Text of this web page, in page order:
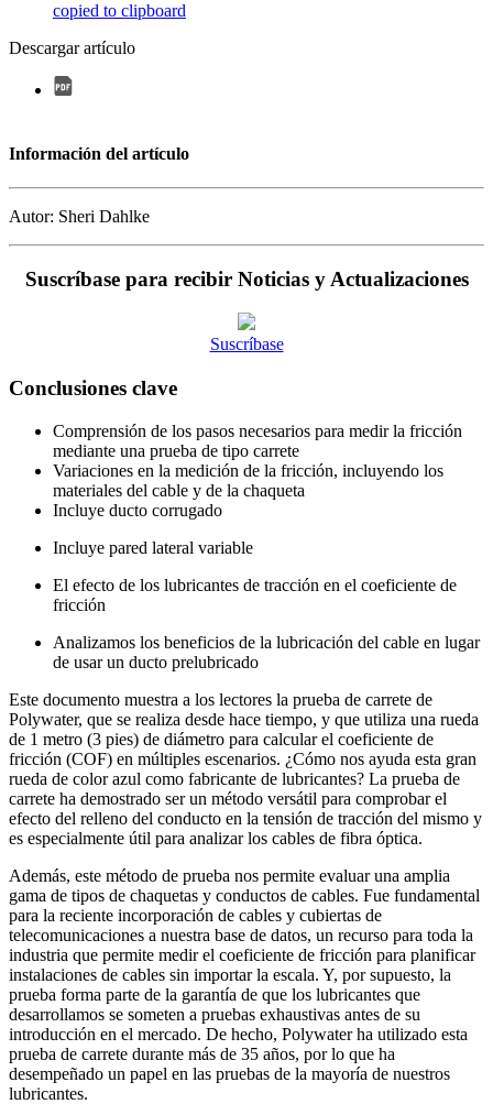
copied to clipboard
Descargar artículo
Información del artículo
Autor: Sheri Dahlke
Suscríbase para recibir Noticias y Actualizaciones
Suscríbase
Conclusiones clave
Comprensión de los pasos necesarios para medir la fricción
mediante una prueba de tipo carrete
Variaciones en la medición de la fricción, incluyendo los
materiales del cable y de la chaqueta
Incluye ducto corrugado
Incluye pared lateral variable
El efecto de los lubricantes de tracción en el coeficiente de
fricción
Analizamos los beneficios de la lubricación del cable en lugar
de usar un ducto prelubricado
Este documento muestra a los lectores la prueba de carrete de
Polywater, que se realiza desde hace tiempo, y que utiliza una rueda
de 1 metro (3 pies) de diámetro para calcular el coeficiente de
fricción (COF) en múltiples escenarios. ¿Cómo nos ayuda esta gran
rueda de color azul como fabricante de lubricantes? La prueba de
carrete ha demostrado ser un método versátil para comprobar el
efecto del relleno del conducto en la tensión de tracción del mismo y
es especialmente útil para analizar los cables de fibra óptica.
Además, este método de prueba nos permite evaluar una amplia
gama de tipos de chaquetas y conductos de cables. Fue fundamental
para la reciente incorporación de cables y cubiertas de
telecomunicaciones a nuestra base de datos, un recurso para toda la
industria que permite medir el coeficiente de fricción para planificar
instalaciones de cables sin importar la escala. Y, por supuesto, la
prueba forma parte de la garantía de que los lubricantes que
desarrollamos se someten a pruebas exhaustivas antes de su
introducción en el mercado. De hecho, Polywater ha utilizado esta
prueba de carrete durante más de 35 años, por lo que ha
desempeñado un papel en las pruebas de la mayoría de nuestros
lubricantes.